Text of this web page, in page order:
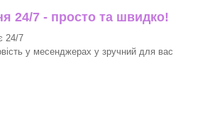
24/7 - просто та швидко!
24/7
у месенджерах у зручний для вас